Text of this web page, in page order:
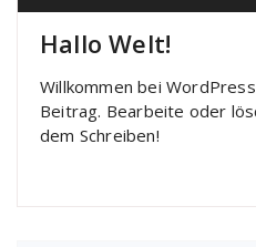
Hallo Welt!
Willkommen bei
Beitrag. Bearbeite oder
dem Schreiben!